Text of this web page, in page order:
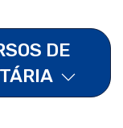
DE